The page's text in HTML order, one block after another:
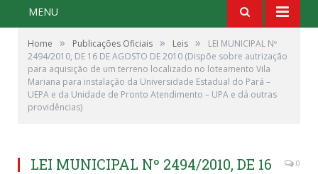
MENU
Home » Publicações Oficiais » Leis »
LEI MUNICIPAL Nº
2494/2010, DE 16 DE AGOSTO DE 2010 (Dispõe sobre autrização
para aquisição de um terreno localizado no loteamento Vila
Mariana para instalação da Universidade Estadual do Pará –
UEPA e da Unidade de Pronto Atendimento – UPA e dá outras
providências)
LEI MUNICIPAL Nº 2494/2010, DE 16
0